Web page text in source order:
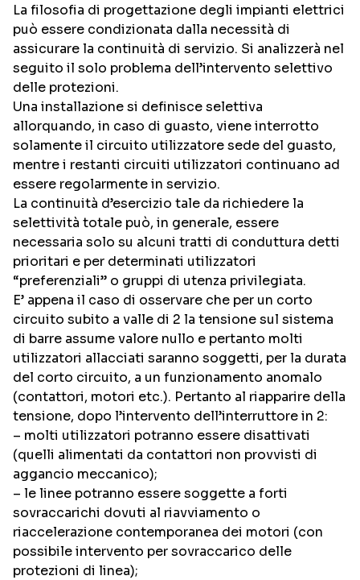
La filosofia di progettazione degli impianti elettrici
può essere condizionata dalla necessità di
assicurare la continuità di servizio. Si analizzerà nel
seguito il solo problema dell’intervento selettivo
delle protezioni.
Una installazione si definisce selettiva
allorquando, in caso di guasto, viene interrotto
solamente il circuito utilizzatore sede del guasto,
mentre i restanti circuiti utilizzatori continuano ad
essere regolarmente in servizio.
La continuità d’esercizio tale da richiedere la
selettività totale può, in generale, essere
necessaria solo su alcuni tratti di conduttura detti
prioritari e per determinati utilizzatori
“preferenziali” o gruppi di utenza privilegiata.
E’ appena il caso di osservare che per un corto
circuito subito a valle di 2 la tensione sul sistema
di barre assume valore nullo e pertanto molti
utilizzatori allacciati saranno soggetti, per la durata
del corto circuito, a un funzionamento anomalo
(contattori, motori etc.). Pertanto al riapparire della
tensione, dopo l’intervento dell’interruttore in 2:
– molti utilizzatori potranno essere disattivati
(quelli alimentati da contattori non provvisti di
aggancio meccanico);
– le linee potranno essere soggette a forti
sovraccarichi dovuti al riavviamento o
riaccelerazione contemporanea dei motori (con
possibile intervento per sovraccarico delle
protezioni di linea);